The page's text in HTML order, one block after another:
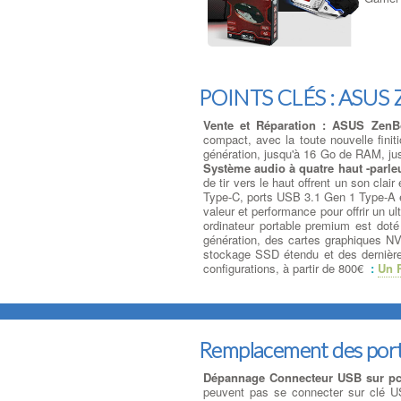
POINTS CLÉS :
Vente et Réparation : ASUS
compact, avec la toute nouvelle
génération, jusqu'à 16 Go de RAM,
Système audio à quatre haut -
de tir vers le haut offrent un son
Type-C, ports USB 3.1 Gen 1 Type-
valeur et performance pour offrir un
ordinateur portable premium est
génération, des cartes graphiques
stockage SSD étendu et des
configurations, à partir de 800€ : Un
Remplacement des
Dépannage Connecteur USB sur
peuvent pas se connecter sur clé